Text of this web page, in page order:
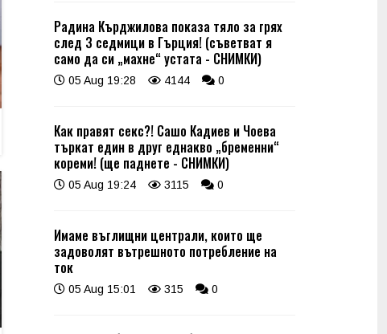
Радина Кърджилова показа тяло за грях
след 3 седмици в Гърция! (съветват я
само да си „махне“ устата - СНИМКИ)
05 Aug 19:28 4144 0
Как правят секс?! Сашо Кадиев и Чоева
търкат един в друг еднакво „бременни“
кореми! (ще паднете - СНИМКИ)
05 Aug 19:24 3115 0
Имаме въглищни централи, които ще
задоволят вътрешното потребление на
ток
05 Aug 15:01 315 0